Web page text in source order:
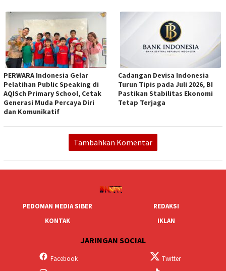
PERWARA Indonesia Gelar
Pelatihan Public Speaking di
AQISch Primary School, Cetak
Generasi Muda Percaya Diri
dan Komunikatif
Cadangan Devisa Indonesia
Turun Tipis pada Juli 2026, BI
Pastikan Stabilitas Ekonomi
Tetap Terjaga
Tambahkan Komentar
PEDOMAN MEDIA SIBER
REDAKSI
KONTAK
IKLAN
JARINGAN SOCIAL
Facebook Twitter